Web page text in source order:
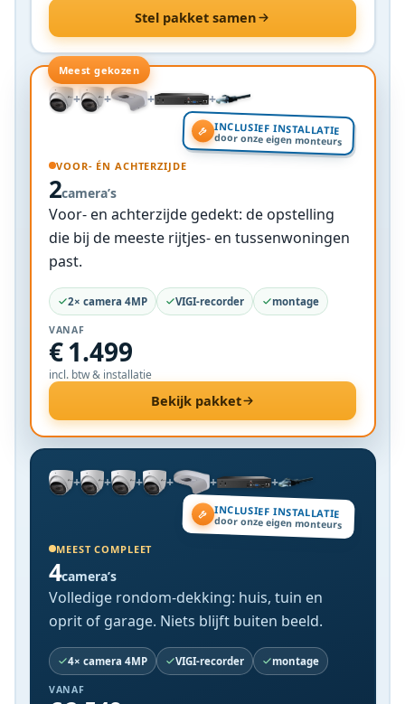
Stel pakket samen
+ + + +
INCLUSIEF INSTALLATIE
door onze eigen monteurs
Meest gekozen
VOOR- ÉN ACHTERZIJDE
2camera’s
Voor- en achterzijde gedekt: de opstelling
die bij de meeste rijtjes- en tussenwoningen
past.
2× camera 4MP VIGI-recorder montage
VANAF
€ 1.499
incl. btw & installatie
Bekijk pakket
+ + + + + +
INCLUSIEF INSTALLATIE
door onze eigen monteurs
MEEST COMPLEET
4camera’s
Volledige rondom-dekking: huis, tuin en
oprit of garage. Niets blijft buiten beeld.
4× camera 4MP VIGI-recorder montage
VANAF